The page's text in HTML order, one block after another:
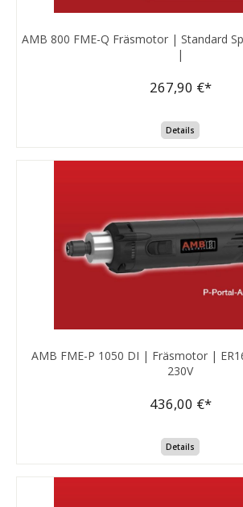
AMB 800 FME-Q Fräsmotor | Standard
|
267,90 €*
Details
AMB FME-P 1050 DI | Fräsmotor | ER16 Spannzangen |
230V
436,00 €*
Details